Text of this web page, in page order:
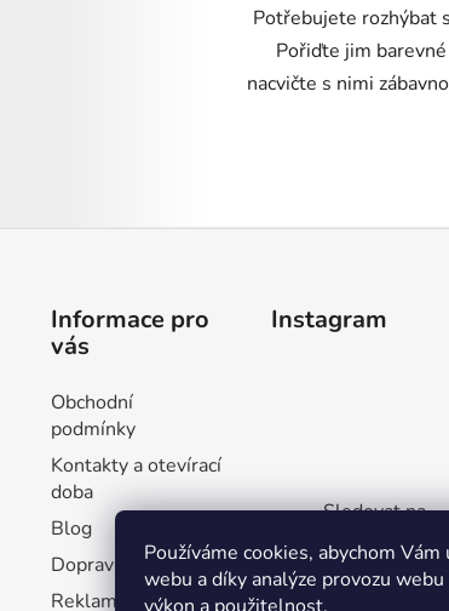
Používáme cookies, abychom
webu a díky analýze provozu
Potřebujete rozhýbat
Pořiďte jim
nacvičte s nimi
Informace pro
vás
Obchodní
podmínky
Kontakty a otevírací
doba
Blog
Doprava a platby
Reklamace a
Instagram
Sledovat na
Instagramu